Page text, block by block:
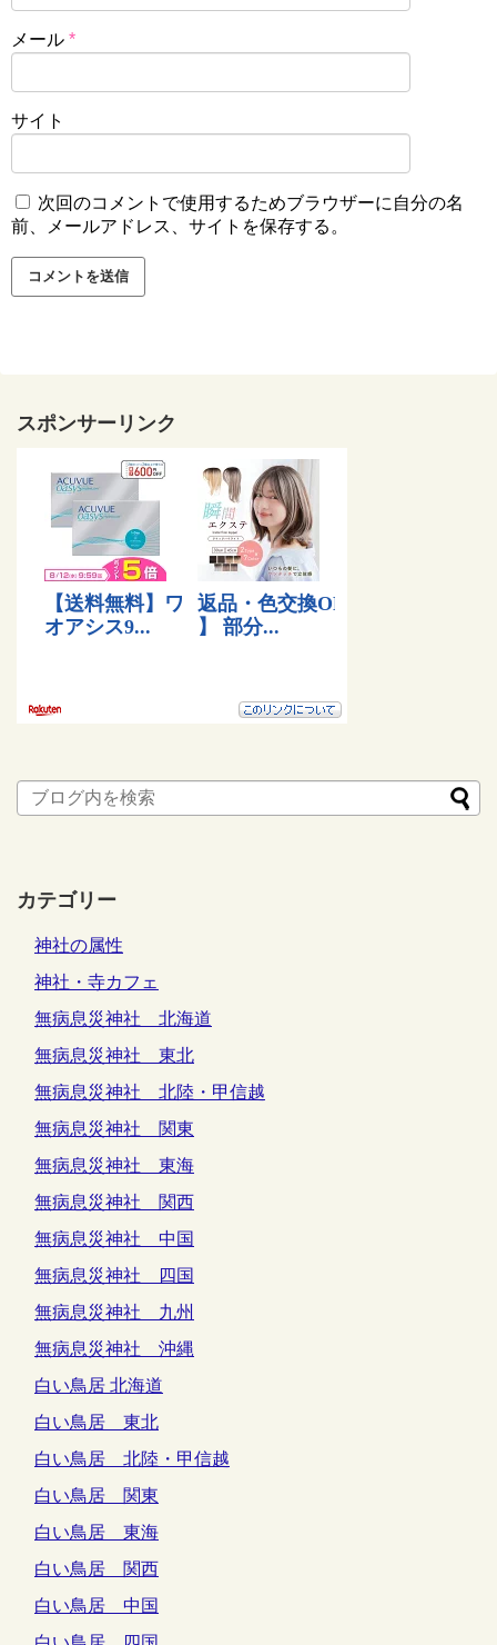
メール *
サイト
次回のコメントで使用するためブラウザーに自分の名
前、メールアドレス、サイトを保存する。
スポンサーリンク
カテゴリー
神社の属性
神社・寺カフェ
無病息災神社 北海道
無病息災神社 東北
無病息災神社 北陸・甲信越
無病息災神社 関東
無病息災神社 東海
無病息災神社 関西
無病息災神社 中国
無病息災神社 四国
無病息災神社 九州
無病息災神社 沖縄
白い鳥居 北海道
白い鳥居 東北
白い鳥居 北陸・甲信越
白い鳥居 関東
白い鳥居 東海
白い鳥居 関西
白い鳥居 中国